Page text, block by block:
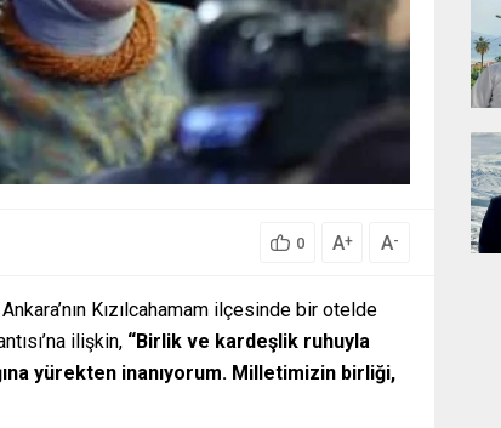
0 A+ A-
Kızılcahamam ilçesinde bir otelde
ilişkin, “Birlik ve kardeşlik ruhuyla
yürekten inanıyorum. Milletimizin birliği,